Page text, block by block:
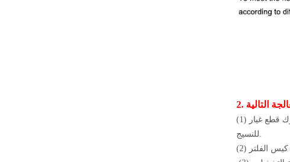
(1) التصميم الدقيق والحجم المطلوب لقماش المرشح لأجزاء كيس المرشح ، فإن قماش المرشح سيكون أكبر من حجم التصميم الفعلي للكمية ، لترك قطع غيار